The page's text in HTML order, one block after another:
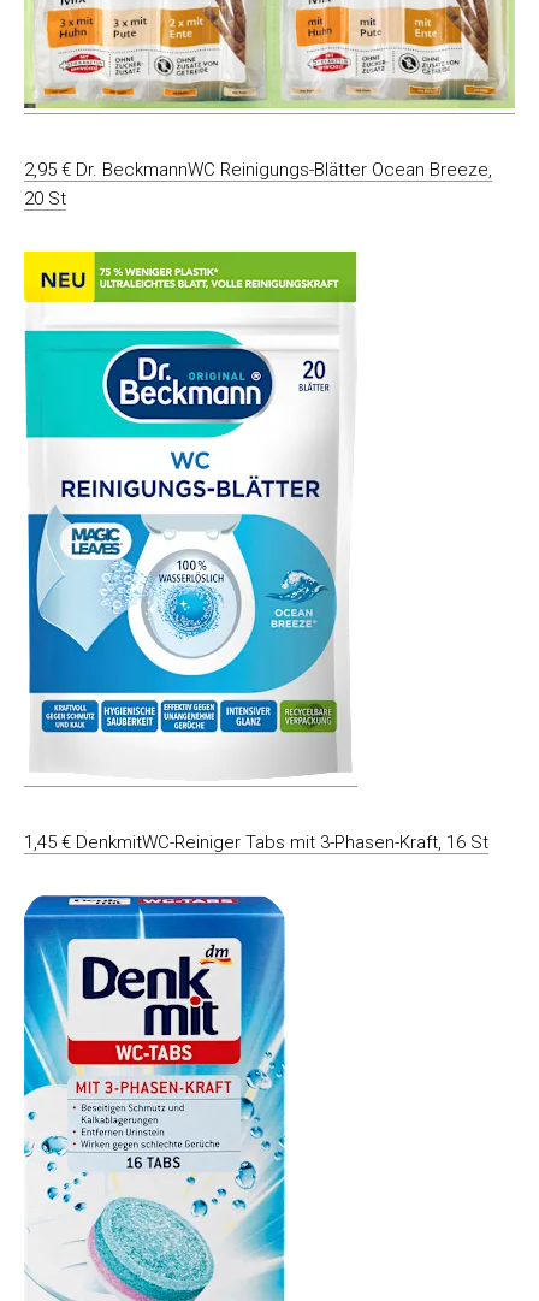
2,95 € Dr. BeckmannWC Reinigungs-Blätter Ocean Breeze,
20 St
1,45 € DenkmitWC-Reiniger Tabs mit 3-Phasen-Kraft, 16 St